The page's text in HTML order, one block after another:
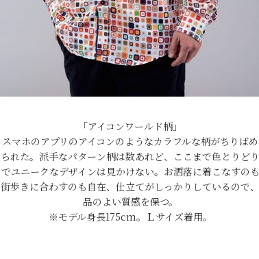
「アイコンワールド柄」
スマホのアプリのアイコンのようなカラフルな柄がちりばめ
られた。派手なパターン柄は数あれど、ここまで色とりどり
でユニークなデザインは見かけない。お洒落に着こなすのも
街歩きに合わすのも自在、仕立てがしっかりしているので、
品のよい質感を保つ。
※モデル身長175cm。Ｌサイズ着用。